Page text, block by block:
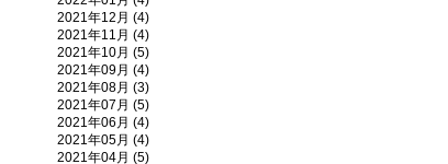
2021年12月 (4)
2021年11月 (4)
2021年10月 (5)
2021年09月 (4)
2021年08月 (3)
2021年07月 (5)
2021年06月 (4)
2021年05月 (4)
2021年04月 (5)